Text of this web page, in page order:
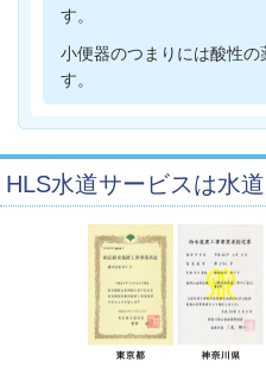
す。
小便器のつまりには酸性
す。
HLS水道サービスは水